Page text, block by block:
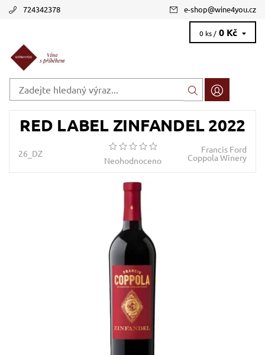
724342378 e-shop@wine4you.cz
0 ks / 0 Kč
RED LABEL ZINFANDEL 2022
26_DZ
Neohodnoceno
Francis Ford
Coppola Winery